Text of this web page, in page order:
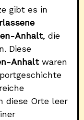
gibt es in
Anhalt, die
Diese
Anhaltwaren
diese Orte leer